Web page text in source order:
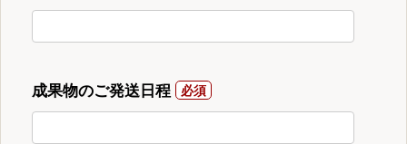
成果物のご発送日程